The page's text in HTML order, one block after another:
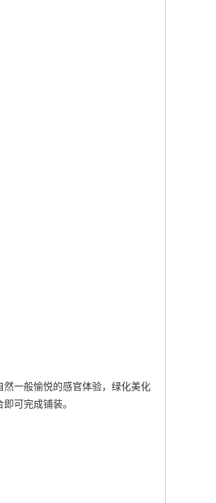
一般愉悦的感官体验，绿化美化
可完成铺装。